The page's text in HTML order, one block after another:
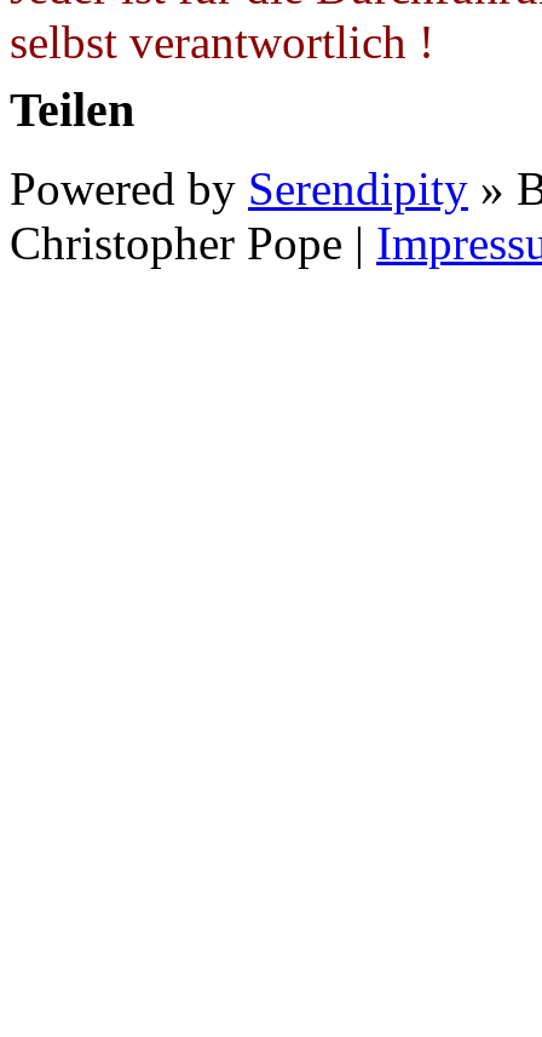
selbst verantwortlich !
Teilen
Powered by Serendipity »
Christopher Pope |